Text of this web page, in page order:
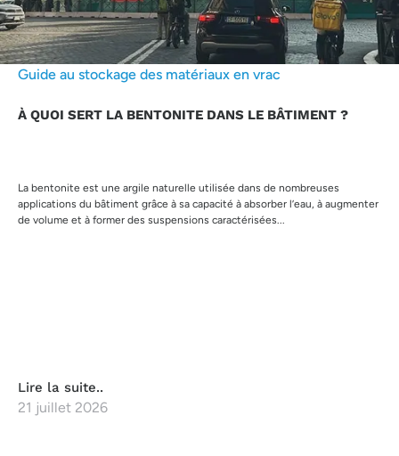
Guide au stockage des matériaux en vrac
À QUOI SERT LA BENTONITE DANS LE BÂTIMENT ?
La bentonite est une argile naturelle utilisée dans de nombreuses
applications du bâtiment grâce à sa capacité à absorber l’eau, à augmenter
de volume et à former des suspensions caractérisées...
Lire la suite..
21 juillet 2026